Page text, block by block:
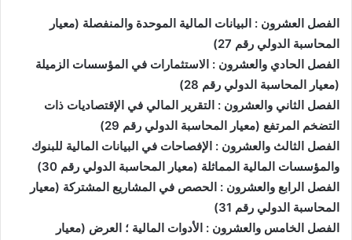
الفصل العشرون : البيانات المالية الموحدة والمنفصلة (معيار
المحاسبة الدولي رقم 27)
الفصل الحادي والعشرون : الاستثمارات في المؤسسات الزميلة
(معيار المحاسبة الدولي رقم 28)
الفصل الثاني والعشرون : التقرير المالي في الإقتصاديات ذات
التضخم المرتفع (معيار المحاسبة الدولي رقم 29)
الفصل الثالث والعشرون : الإفصاحات في البيانات المالية للبنوك
والمؤسسات المالية المماثلة (معيار المحاسبة الدولي رقم 30)
الفصل الرابع والعشرون : الحصص في المشاريع المشتركة (معيار
المحاسبة الدولي رقم 31)
الفصل الخامس والعشرون : الأدوات المالية ؛ العرض (معيار